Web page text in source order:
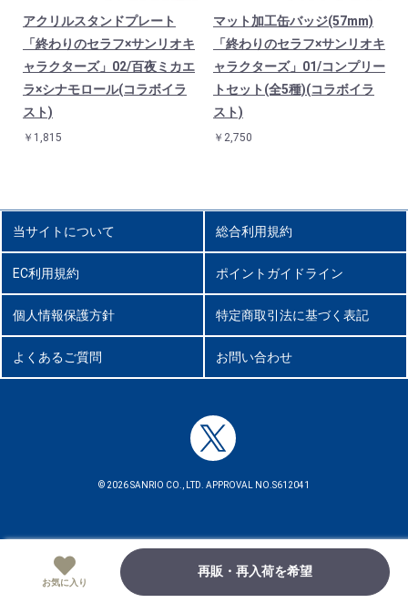
お気に入り
再販・再入荷を希望
アクリルスタンドプレート
「終わりのセラフ×サンリオキ
ャラクターズ」02/百夜ミカエ
ラ×シナモロール(コラボイラ
スト)
￥1,815
マット加工缶バッジ(57mm)
「終わりのセラフ×サンリオキ
ャラクターズ」01/コンプリー
トセット(全5種)(コラボイラ
スト)
￥2,750
当サイトについて 総合利用規約
EC利用規約 ポイントガイドライン
個人情報保護方針 特定商取引法に基づく表記
よくあるご質問 お問い合わせ
© 2026 SANRIO CO., LTD. APPROVAL NO.S612041